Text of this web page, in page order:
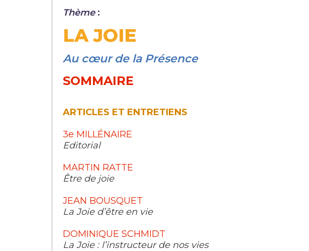
Thème:
LA JOIE
Au cœur de la Présence
SOMMAIRE
ARTICLES ET ENTRETIENS
3e MILLÉNAIRE
Editorial
MARTIN RATTE
Être de joie
JEAN BOUSQUET
La Joie d’être en vie
DOMINIQUE SCHMIDT
La Joie : l’instructeur de nos vies